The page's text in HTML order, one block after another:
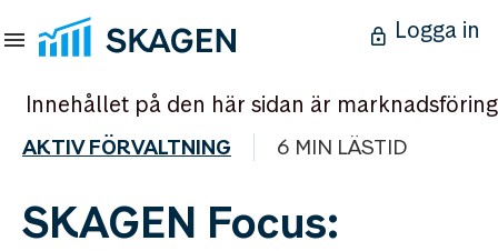
Logga in
Innehållet på den här sidan är marknadsföring
AKTIV FÖRVALTNING 6 MIN LÄSTID
SKAGEN Focus: